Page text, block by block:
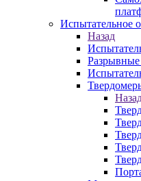
Испытательное
Назад